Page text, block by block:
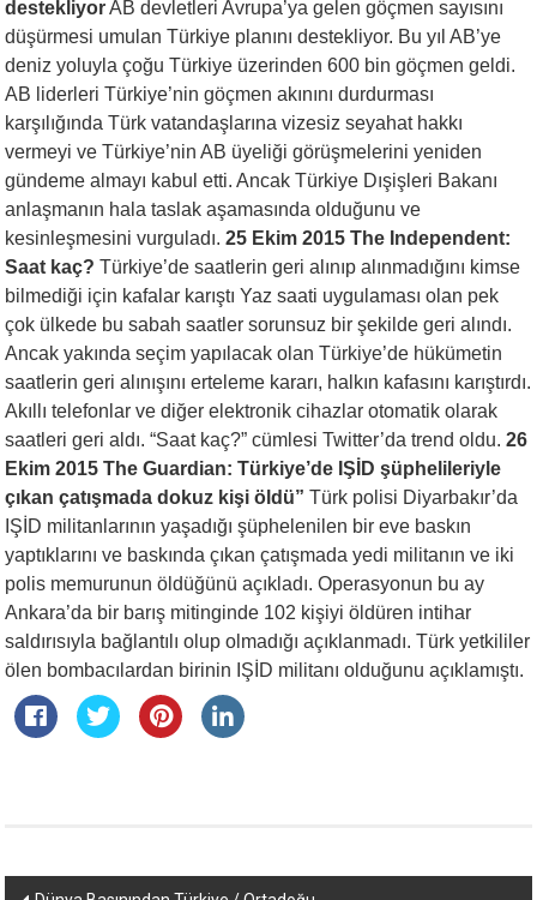
destekliyorAB devletleri Avrupa’ya gelen göçmen sayısını
düşürmesi umulan Türkiye planını destekliyor. Bu yıl AB’ye
deniz yoluyla çoğu Türkiye üzerinden 600 bin göçmen geldi.
AB liderleri Türkiye’nin göçmen akınını durdurması
karşılığında Türk vatandaşlarına vizesiz seyahat hakkı
vermeyi ve Türkiye’nin AB üyeliği görüşmelerini yeniden
gündeme almayı kabul etti. Ancak Türkiye Dışişleri Bakanı
anlaşmanın hala taslak aşamasında olduğunu ve
kesinleşmesini vurguladı.25 Ekim 2015 The Independent:
Saat kaç?Türkiye’de saatlerin geri alınıp alınmadığını kimse
bilmediği için kafalar karıştı Yaz saati uygulaması olan pek
çok ülkede bu sabah saatler sorunsuz bir şekilde geri alındı.
Ancak yakında seçim yapılacak olan Türkiye’de hükümetin
saatlerin geri alınışını erteleme kararı, halkın kafasını karıştırdı.
Akıllı telefonlar ve diğer elektronik cihazlar otomatik olarak
saatleri geri aldı. “Saat kaç?” cümlesi Twitter’da trend oldu.26
Ekim 2015 The Guardian: Türkiye’de IŞİD şüphelileriyle
çıkan çatışmada dokuz kişi öldü” Türk polisi Diyarbakır’da
IŞİD militanlarının yaşadığı şüphelenilen bir eve baskın
yaptıklarını ve baskında çıkan çatışmada yedi militanın ve iki
polis memurunun öldüğünü açıkladı. Operasyonun bu ay
Ankara’da bir barış mitinginde 102 kişiyi öldüren intihar
saldırısıyla bağlantılı olup olmadığı açıklanmadı. Türk yetkililer
ölen bombacılardan birinin IŞİD militanı olduğunu açıklamıştı.